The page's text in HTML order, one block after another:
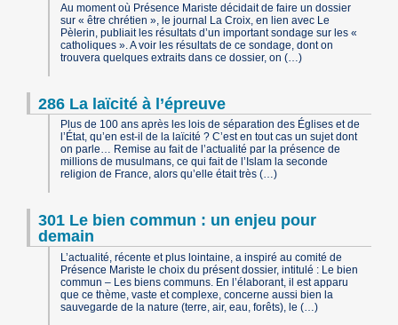
Au moment où Présence Mariste décidait de faire un dossier
sur « être chrétien », le journal La Croix, en lien avec Le
Pèlerin, publiait les résultats d’un important sondage sur les «
catholiques ». A voir les résultats de ce sondage, dont on
trouvera quelques extraits dans ce dossier, on (…)
286 La laïcité à l’épreuve
Plus de 100 ans après les lois de séparation des Églises et de
l’État, qu’en est-il de la laïcité ? C’est en tout cas un sujet dont
on parle… Remise au fait de l’actualité par la présence de
millions de musulmans, ce qui fait de l’Islam la seconde
religion de France, alors qu’elle était très (…)
301 Le bien commun : un enjeu pour
demain
L’actualité, récente et plus lointaine, a inspiré au comité de
Présence Mariste le choix du présent dossier, intitulé : Le bien
commun – Les biens communs. En l’élaborant, il est apparu
que ce thème, vaste et complexe, concerne aussi bien la
sauvegarde de la nature (terre, air, eau, forêts), le (…)